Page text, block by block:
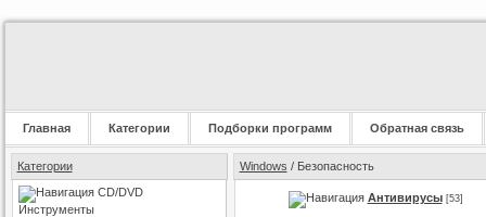
Главная Категории Подборки программ Обратная связь
Категории
CD/DVD
Инструменты
Windows / Безопасность
Антивирусы [53]